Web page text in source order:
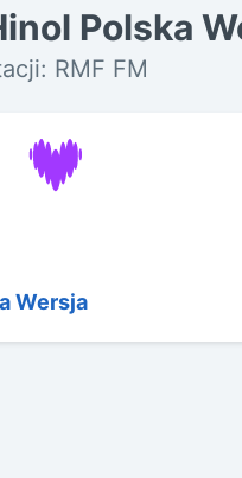
Polska
RMF FM
Wersja